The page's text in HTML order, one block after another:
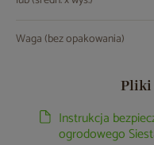
Waga (bez opakowania)
Pliki
Instrukcja
ogrodowego